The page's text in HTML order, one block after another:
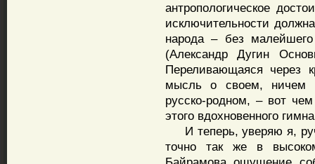
антропологическое
исключительности
народа – без
(Александр Дугин
Переливающаяся через
мысль о своем, ничем
русско-родном, – вот
этого вдохновенного
И теперь, уверяю я,
точно так же в